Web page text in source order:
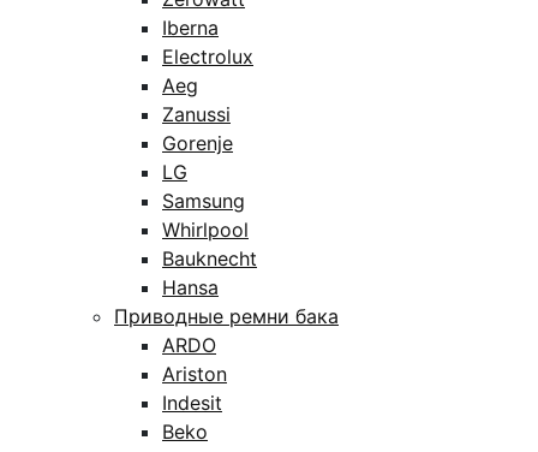
Iberna
Electrolux
Aeg
Zanussi
Gorenje
LG
Samsung
Whirlpool
Bauknecht
Hansa
Приводные ремни бака
ARDO
Ariston
Indesit
Beko